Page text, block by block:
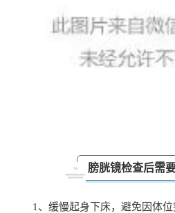
膀胱镜检查后需
1、缓慢起身下床，避免因体位